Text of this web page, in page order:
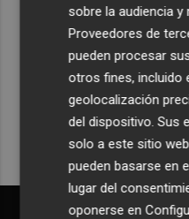
Recibe toda
Plaza
Quiero
sobre la audiencia y
Proveedores de
pueden procesar
otros fines, incluido
geolocalización
del dispositivo. Sus
solo a este sitio
pueden basarse en
lugar del
oponerse en